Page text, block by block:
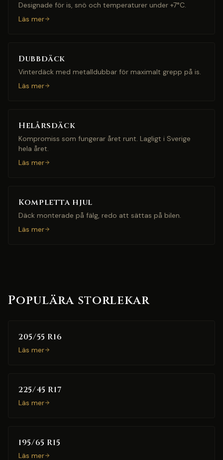
Designade för is, snö och temperaturer under +7°C.
Läs mer
Dubbdäck
Vinterdäck med metalldubbar för maximalt grepp på is.
Läs mer
Helårsdäck
Kompromiss som fungerar året runt. Lagligt i Sverige
hela året.
Läs mer
Kompletta hjul
Däck monterade på fälg, redo att sättas på bilen.
Läs mer
Populära storlekar
205/55 R16
Läs mer
225/45 R17
Läs mer
195/65 R15
Läs mer